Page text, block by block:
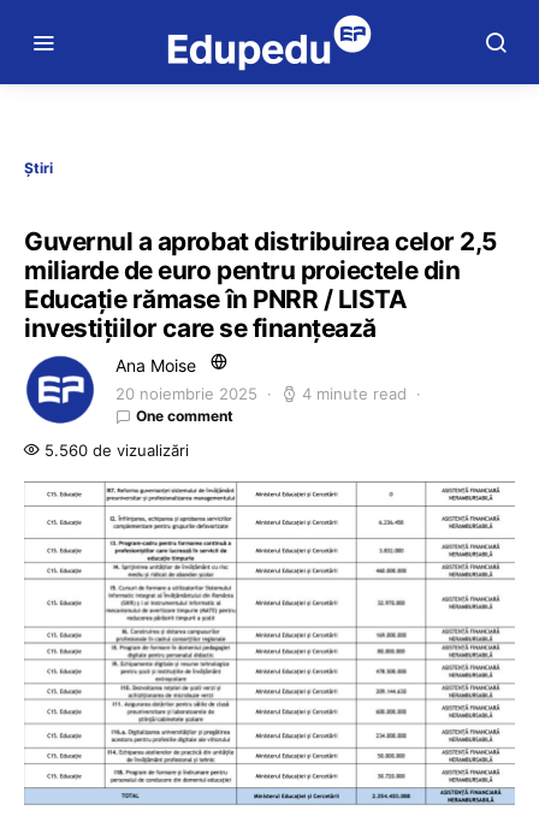
Știri
Guvernul a aprobat distribuirea celor 2,5
miliarde de euro pentru proiectele din
Educație rămase în PNRR / LISTA
investițiilor care se finanțează
Ana Moise
20 noiembrie 2025 4 minute read
One comment
5.560 de vizualizări